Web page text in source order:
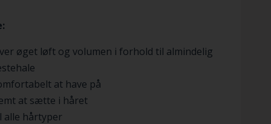
øget løft og volumen i forhold til almindelig
at have på
at sætte i håret
alle hårtyper